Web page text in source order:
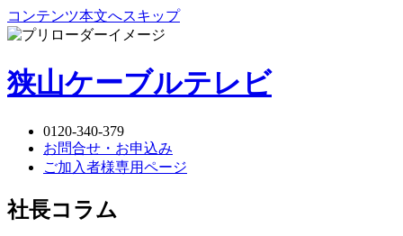
コンテンツ本文へスキップ
狭山ケーブルテレビ
0120-340-379
お問合せ・お申込み
ご加入者様専用ページ
社長コラム